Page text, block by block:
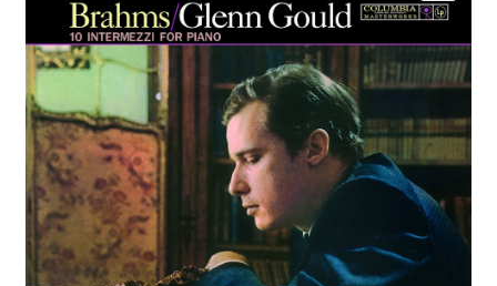
我的帳號
結帳
購物車
🔍